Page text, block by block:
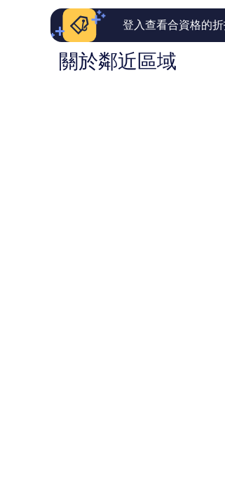
評
篇
價
登入查看合資格的
關於鄰近區域